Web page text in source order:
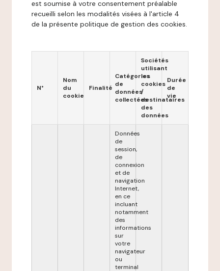
est soumise à votre consentement préalable
recueilli selon les modalités visées à l'article 4
de la présente politique de gestion des cookies.
N°
Nom
du
cookie
Finalité
Catégories
de
données
collectées
Sociétés
utilisant
les
cookies
/
destinataires
des
données
Durée
de
vie
Données
de
session,
de
connexion
et de
navigation
Internet,
en ce
incluant
notamment
des
informations
sur
votre
navigateur
ou
terminal